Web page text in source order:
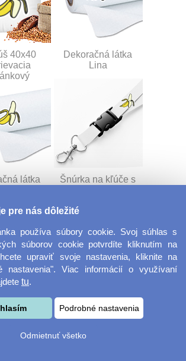
40x40
Dekoračná látka
Lina
látka
Šnúrka na kľúče s
Desiatový box
pre nás dôležité
používa súbory cookie. Svoj súhlas s
súborov cookie potvrdíte kliknutím na
upraviť svoje nastavenia, kliknite na
nastavenia". Viac informácií o využívaní
tu.
Podrobné nastavenia
Odmietnuť všetko